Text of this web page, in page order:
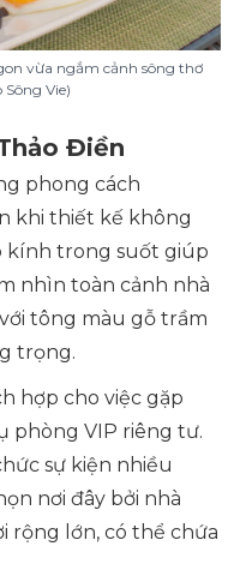
vừa ngắm cảnh sông thơ
Vie)
Điền
phong cách
khi thiết kế không
kính trong suốt giúp
nhìn toàn cảnh nhà
tông màu gỗ trầm
trọng.
hợp cho việc gặp
phòng VIP riêng tư.
sự kiện nhiều
nơi đây bởi nhà
rộng lớn, có thể chứa